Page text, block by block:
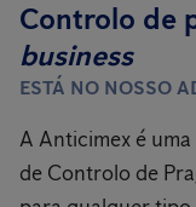
Controlo de
business
ESTÁ NO NOSSO
A Anticimex é
de Controlo de